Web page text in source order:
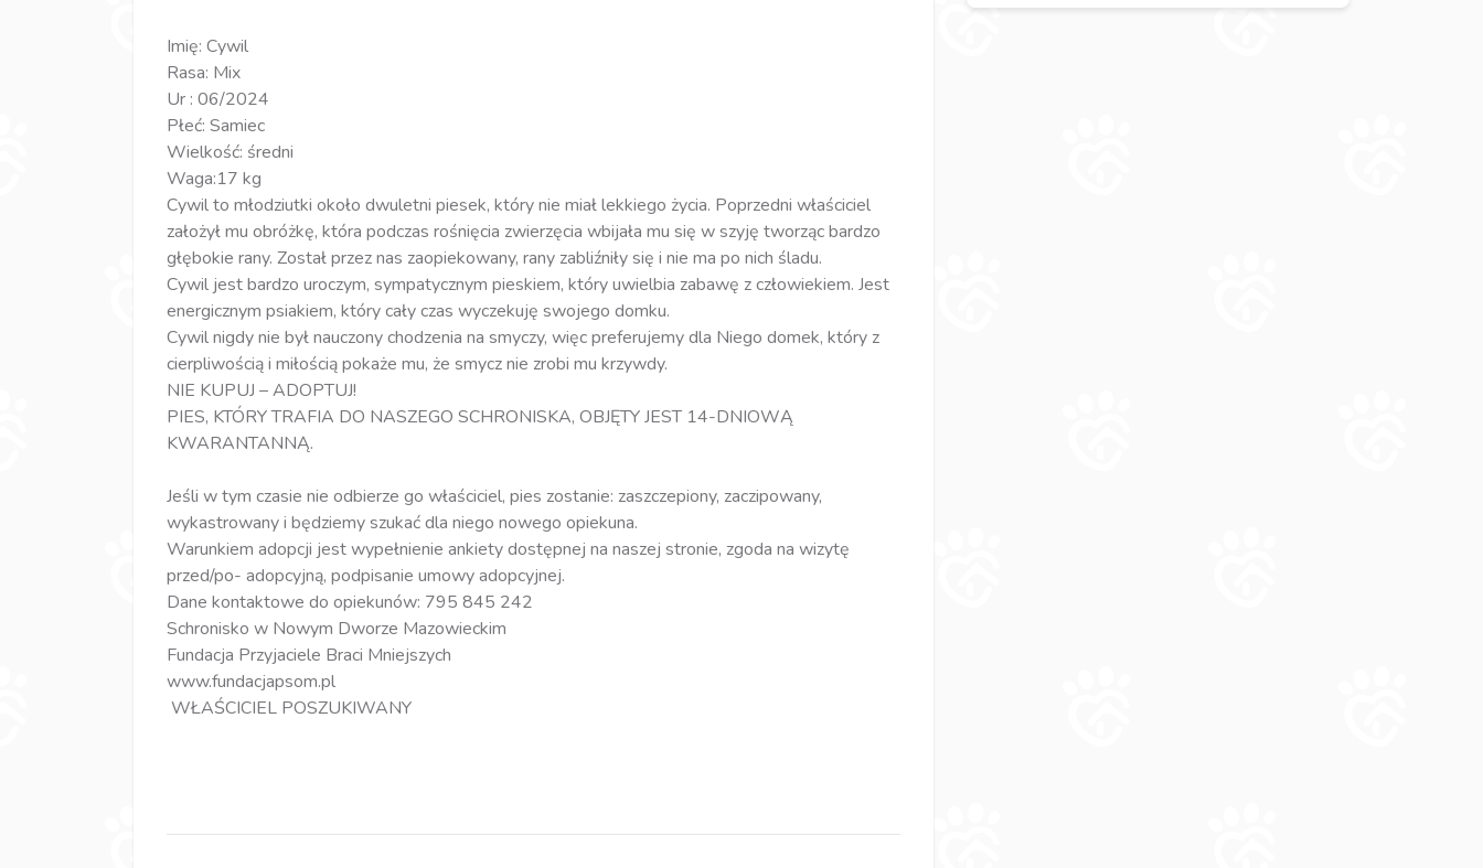
Imię: Cywil
Rasa: Mix
Ur : 06/2024
Płeć: Samiec
Wielkość: średni
Waga:17 kg
Cywil to młodziutki około dwuletni piesek, który nie miał lekkiego życia. Poprzedni właściciel
założył mu obróżkę, która podczas rośnięcia zwierzęcia wbijała mu się w szyję tworząc bardzo
głębokie rany. Został przez nas zaopiekowany, rany zabliźniły się i nie ma po nich śladu.
Cywil jest bardzo uroczym, sympatycznym pieskiem, który uwielbia zabawę z człowiekiem. Jest
energicznym psiakiem, który cały czas wyczekuję swojego domku.
Cywil nigdy nie był nauczony chodzenia na smyczy, więc preferujemy dla Niego domek, który z
cierpliwością i miłością pokaże mu, że smycz nie zrobi mu krzywdy.
NIE KUPUJ – ADOPTUJ!
PIES, KTÓRY TRAFIA DO NASZEGO SCHRONISKA, OBJĘTY JEST 14-DNIOWĄ
KWARANTANNĄ.
Jeśli w tym czasie nie odbierze go właściciel, pies zostanie: zaszczepiony, zaczipowany,
wykastrowany i będziemy szukać dla niego nowego opiekuna.
Warunkiem adopcji jest wypełnienie ankiety dostępnej na naszej stronie, zgoda na wizytę
przed/po- adopcyjną, podpisanie umowy adopcyjnej.
Dane kontaktowe do opiekunów: 795 845 242
Schronisko w Nowym Dworze Mazowieckim
Fundacja Przyjaciele Braci Mniejszych
www.fundacjapsom.pl
WŁAŚCICIEL POSZUKIWANY